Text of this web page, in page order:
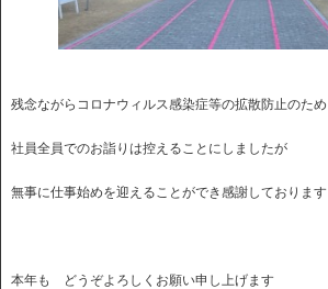
残念ながらコロナウィルス感染症等の拡散防止のため
社員全員でのお詣りは控えることにしましたが
無事に仕事始めを迎えることができ感謝しております
本年も どうぞよろしくお願い申し上げます